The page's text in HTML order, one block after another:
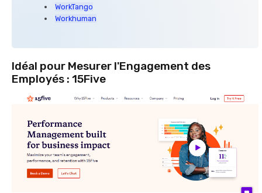
WorkTango
Workhuman
Idéal pour Mesurer l'Engagement des
Employés : 15Five